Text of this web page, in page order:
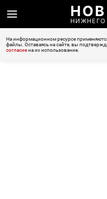
На информационном ресурсе
файлы. Оставаясь на сайте, вы
согласиена их использование.